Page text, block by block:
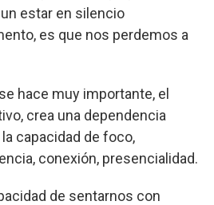
estar en silencio
es que nos perdemos a
hace muy importante, el
crea una dependencia
capacidad de foco,
conexión, presencialidad.
de sentarnos con